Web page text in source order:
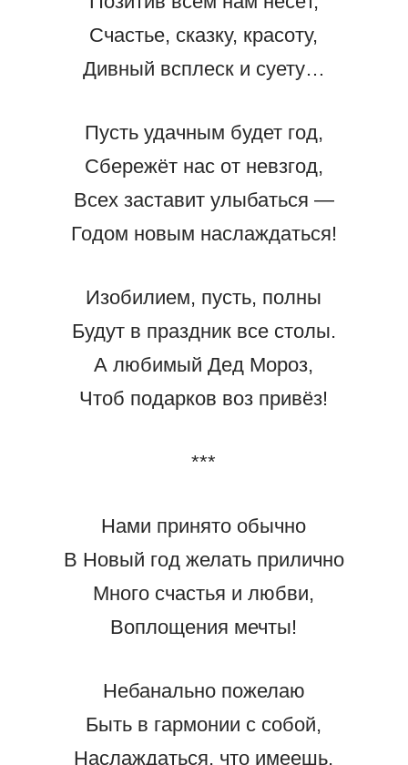
Счастье, сказку, красоту,
Дивный всплеск и суету…
Пусть удачным будет год,
Сбережёт нас от невзгод,
Всех заставит улыбаться —
Годом новым наслаждаться!
Изобилием, пусть, полны
Будут в праздник все столы.
А любимый Дед Мороз,
Чтоб подарков воз привёз!
***
Нами принято обычно
В Новый год желать прилично
Много счастья и любви,
Воплощения мечты!
Небанально пожелаю
Быть в гармонии с собой,
Наслаждаться, что имеешь,